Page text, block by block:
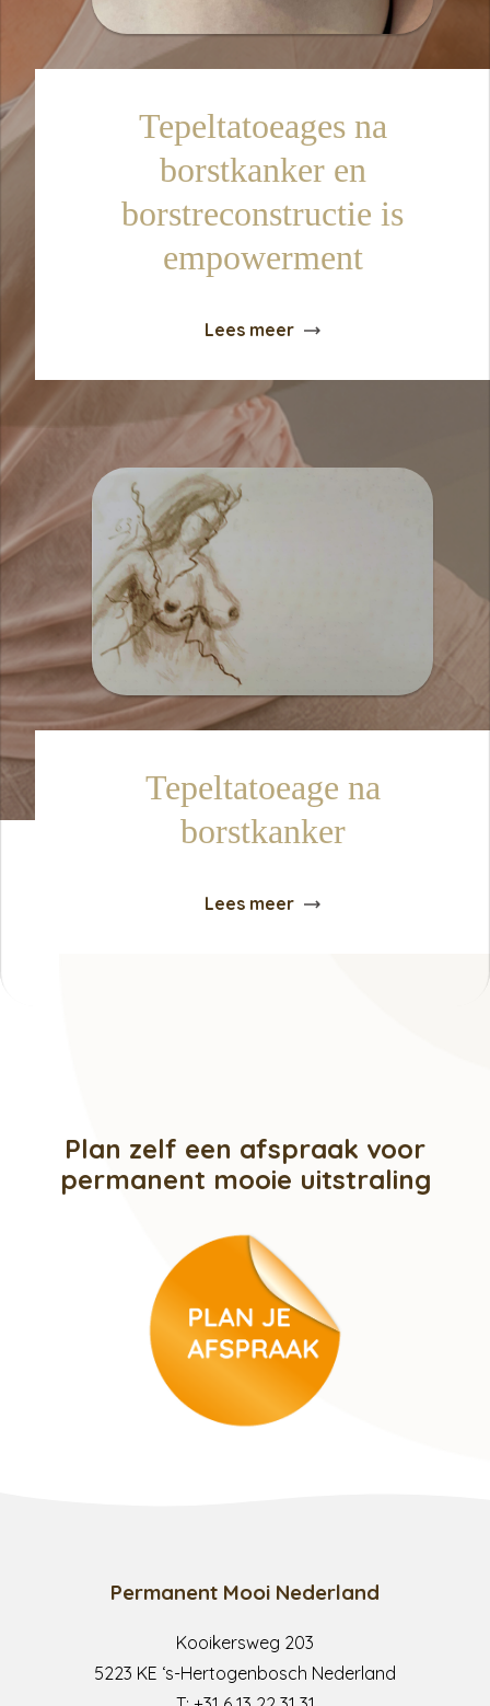
Tepeltatoeages na
borstkanker en
borstreconstructie is
empowerment
Lees meer
Tepeltatoeage na
borstkanker
Lees meer
Plan zelf een afspraak voor
permanent mooie uitstraling
Permanent Mooi Nederland
Kooikersweg 203
5223 KE ‘s-Hertogenbosch Nederland